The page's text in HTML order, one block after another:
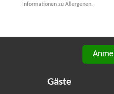
Informationen zu Allergenen.
Gäste